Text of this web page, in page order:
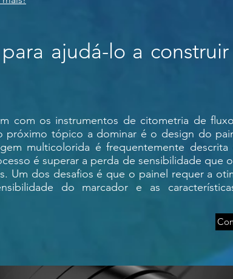
ajudá-lo a construir
com os instrumentos de citometria de
próximo tópico a dominar é o design do
multicolorida é frequentemente
é superar a perda de sensibilidade que
Um dos desafios é que o painel requer a
do marcador e as